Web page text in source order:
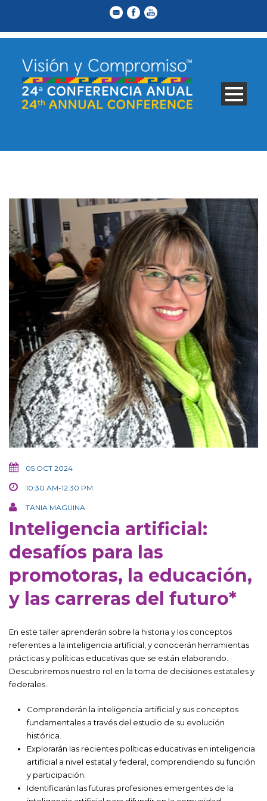
05 OCT 2024
10:30 AM-12:30 PM
TANIA MAGUINA
Inteligencia artificial:
desafíos para las
promotoras, la educación,
y las carreras del futuro*
En este taller aprenderán sobre la historia y los conceptos
referentes a la inteligencia artificial, y conocerán herramientas
prácticas y políticas educativas que se están elaborando.
Descubriremos nuestro rol en la toma de decisiones estatales y
federales.
Comprenderán la inteligencia artificial y sus conceptos
fundamentales a través del estudio de su evolución
histórica.
Explorarán las recientes políticas educativas en inteligencia
artificial a nivel estatal y federal, comprendiendo su función
y participación.
Identificarán las futuras profesiones emergentes de la